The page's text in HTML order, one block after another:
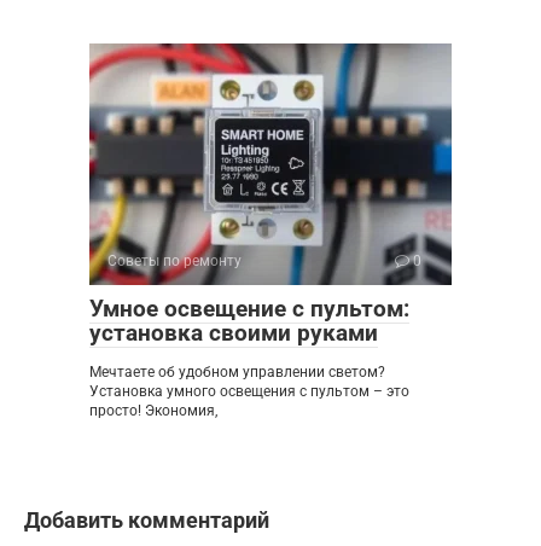
Советы по ремонту 0
Умное освещение с пультом:
установка своими руками
Мечтаете об удобном управлении светом?
Установка умного освещения с пультом – это
просто! Экономия,
Добавить комментарий